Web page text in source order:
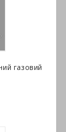
газовий